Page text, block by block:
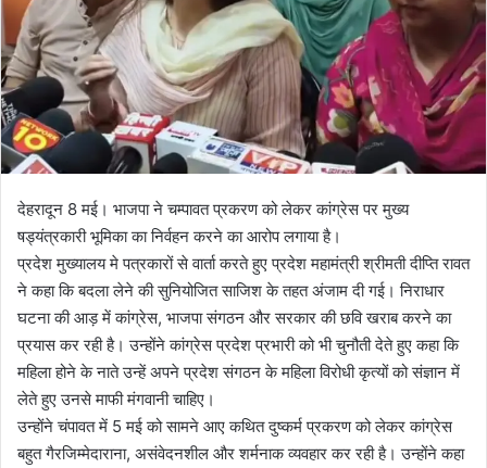
i
l
देहरादून 8 मई। भाजपा ने चम्पावत प्रकरण को लेकर कांग्रेस पर मुख्य
षड्यंत्रकारी भूमिका का निर्वहन करने का आरोप लगाया है।
प्रदेश मुख्यालय मे पत्रकारों से वार्ता करते हुए प्रदेश महामंत्री श्रीमती दीप्ति रावत
ने कहा कि बदला लेने की सुनियोजित साजिश के तहत अंजाम दी गई। निराधार
घटना की आड़ में कांग्रेस, भाजपा संगठन और सरकार की छवि खराब करने का
प्रयास कर रही है। उन्होंने कांग्रेस प्रदेश प्रभारी को भी चुनौती देते हुए कहा कि
महिला होने के नाते उन्हें अपने प्रदेश संगठन के महिला विरोधी कृत्यों को संज्ञान में
लेते हुए उनसे माफी मंगवानी चाहिए।
उन्होंने चंपावत में 5 मई को सामने आए कथित दुष्कर्म प्रकरण को लेकर कांग्रेस
बहुत गैरजिम्मेदाराना, असंवेदनशील और शर्मनाक व्यवहार कर रही है। उन्होंने कहा